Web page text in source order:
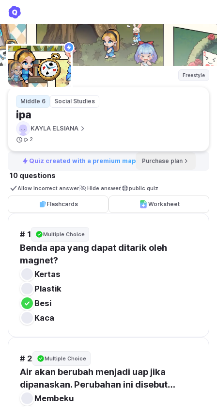
Freestyle
Middle 6 Social Studies
ipa
KAYLA ELSIANA
2
Quiz created with a premium map Purchase plan
10 questions
Allow incorrect answer Hide answer public quiz
Flashcards Worksheet
# 1 Multiple Choice
Benda apa yang dapat ditarik oleh
magnet?
Kertas
Plastik
Besi
Kaca
# 2 Multiple Choice
Air akan berubah menjadi uap jika
dipanaskan. Perubahan ini disebut…
Membeku